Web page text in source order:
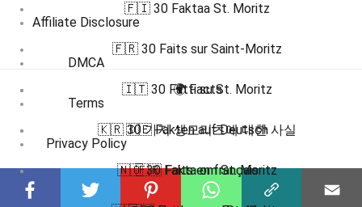
Affiliate Disclosure
DMCA
Terms
Privacy Policy
Submit Facts
🇫🇮 30 Faktaa St. Moritz
🇫🇷 30 Faits sur Saint-Moritz
🇮🇹 30 Fatti su St. Moritz
🇰🇷 30 가지 생모리츠에 대한 사실
🇳🇴 30 Fakta om St. Moritz
🌍 Facts
🇩🇪 Fakten auf Deutsch
🇫🇷 Faits en français